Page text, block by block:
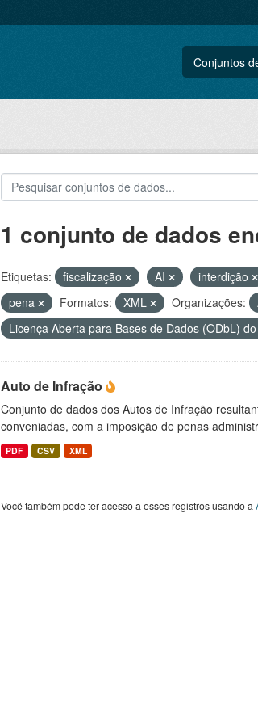
Conjuntos
1 conjunto de dados
Etiquetas: fiscalização AI interdição
pena
Formatos: XML Organizações:
Licença Aberta para Bases de Dados (ODbL)
Auto de Infração
Conjunto de dados dos Autos de Infração
conveniadas, com a imposição de penas
PDF CSV XML
Você também pode ter acesso a esses registros usando a